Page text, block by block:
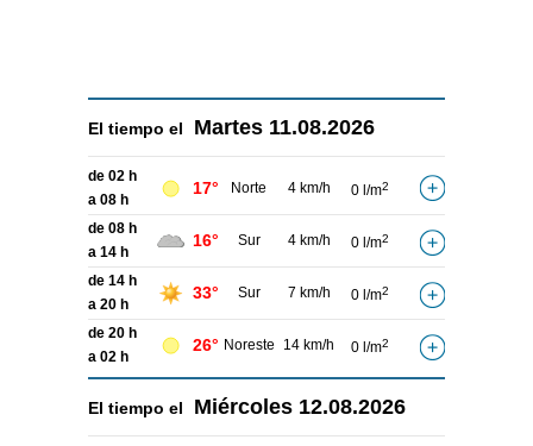
El tiempo el Martes 11.08.2026
de 02 h
a 08 h
17° Norte 4 km/h 0 l/m2
de 08 h
a 14 h
16° Sur 4 km/h 0 l/m2
de 14 h
a 20 h
33° Sur 7 km/h 0 l/m2
de 20 h
a 02 h
26° Noreste 14 km/h 0 l/m2
El tiempo el Miércoles 12.08.2026